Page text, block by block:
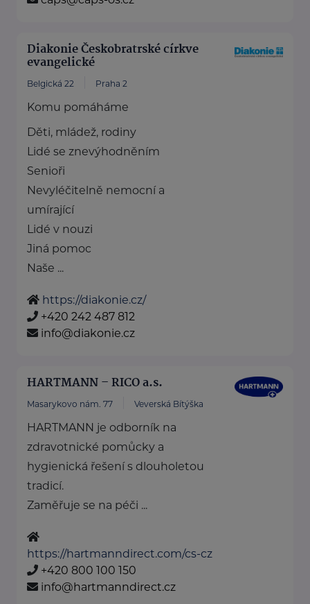
Diakonie Českobratrské církve
evangelické
Belgická 22 Praha 2
Komu pomáháme
Děti, mládež, rodiny
Lidé se znevýhodněním
Senioři
Nevyléčitelně nemocní a
umírající
Lidé v nouzi
Jiná pomoc
Naše ...
https://diakonie.cz/
+420 242 487 812
info@diakonie.cz
HARTMANN – RICO a.s.
Masarykovo nám. 77 Veverská Bítýška
HARTMANN je odborník na
zdravotnické pomůcky a
hygienická řešení s dlouholetou
tradicí.
Zaměřuje se na péči ...
https://hartmanndirect.com/cs-cz
+420 800 100 150
info@hartmanndirect.cz